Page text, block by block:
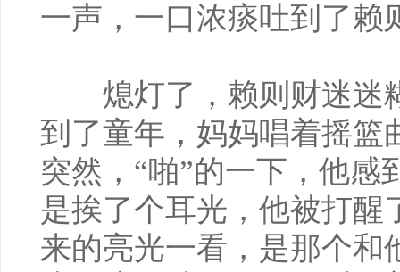
一声，一口浓痰吐到了
熄灯了，赖则财迷迷
到了童年，妈妈唱着摇篮
突然，“啪”的一下，他感
是挨了个耳光，他被打醒
来的亮光一看，是那个和